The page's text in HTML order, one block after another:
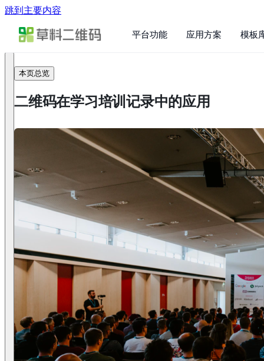
跳到主要内容
平台功能 应用方案 模板
本页总览
二维码在学习培训记录中的应用